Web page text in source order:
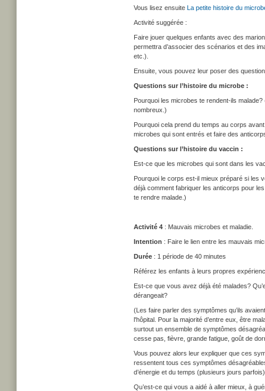
Vous lisez ensuite La petite histoire du
Activité suggérée :
Faire jouer quelques enfants avec des
permettra d’associer des scénarios et des
etc.).
Ensuite, vous pouvez leur poser des
Questions sur l’histoire du microbe :
Pourquoi les microbes te rendent-ils
nombreux.)
Pourquoi cela prend du temps au corps
microbes qui sont entrés et faire des
Questions sur l’histoire du vaccin :
Est-ce que les microbes qui sont dans les
Pourquoi le corps est-il mieux préparé si les
déjà comment fabriquer les anticorps pour
te rendre malade.)
Activité 4 : Mauvais microbes et maladie.
Intention : Faire le lien entre les mauvais
Durée : 1 période de 40 minutes
Référez les enfants à leurs propres
Est-ce que vous avez déjà été malades?
dérangeait?
(Les faire parler des symptômes qu’ils
l'hôpital. Pour la majorité d’entre eux, être
surtout un ensemble de symptômes
cesse pas, fièvre, grande fatigue, goût de
Vous pouvez alors leur expliquer que ces
ressentent tous ces symptômes
d’énergie et du temps (plusieurs jours
Qu’est-ce qui vous a aidé à aller mieux, à